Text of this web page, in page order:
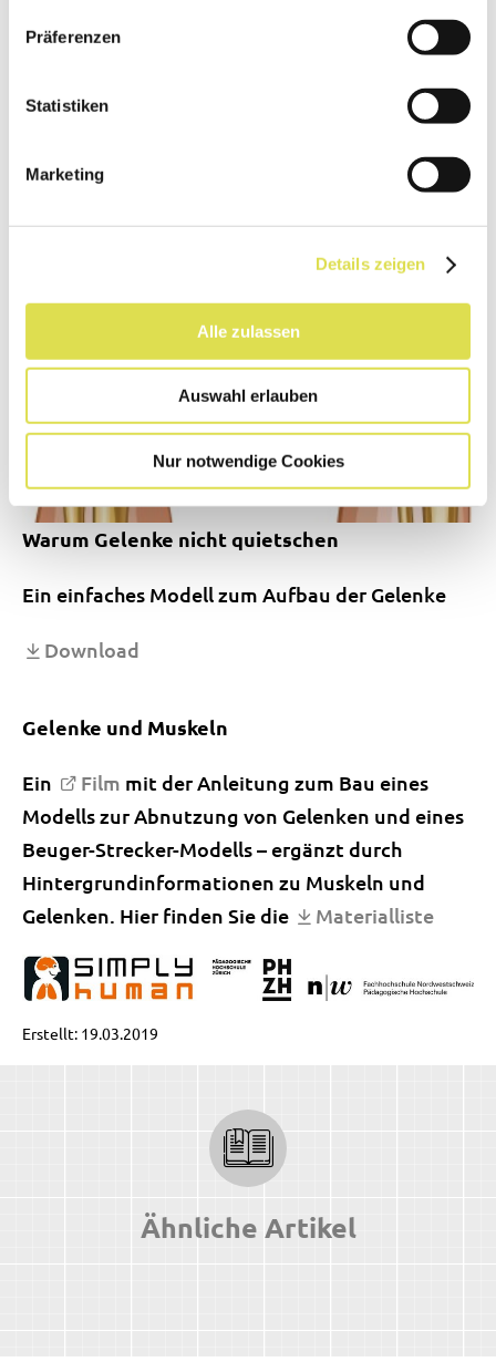
Präferenzen
Statistiken
Marketing
Details zeigen
Alle zulassen
Auswahl erlauben
Nur notwendige Cookies
Das Zusammenspiel der Muskeln am eigenen
Warum Gelenke nicht quietschen
Ein einfaches Modell zum Aufbau der Gelenke
Download
Gelenke und Muskeln
Ein Film mit der Anleitung zum Bau eines
Modells zur Abnutzung von Gelenken und eines
Beuger-Strecker-Modells – ergänzt durch
Hintergrundinformationen zu Muskeln und
Gelenken. Hier finden Sie die
Materialliste
Erstellt: 19.03.2019
Ähnliche Artikel